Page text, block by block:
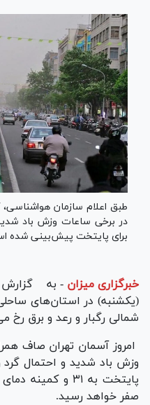
طبق اعلام سازمان
در برخی ساعات وزش باد
برای پایتخت پیش‌بینی شده
خبرگزاری میزان - به
(یکشنبه) در استان‌های
شمالی رگبار و رعد و برق رخ
امروز آسمان تهران صاف
وزش باد شدید و احتمال
صفر خواهد رسید.